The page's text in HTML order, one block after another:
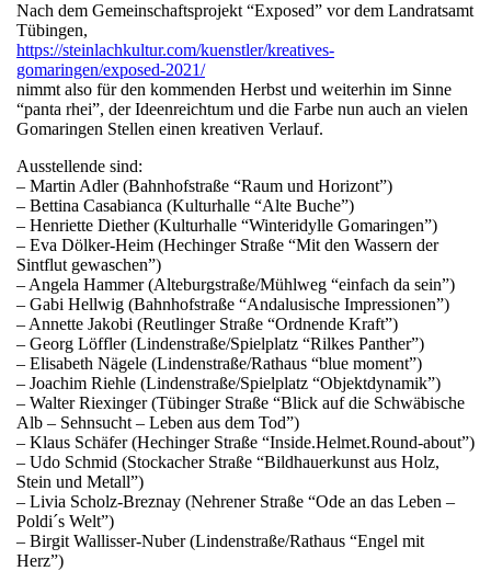
Nach dem Gemeinschaftsprojekt “Exposed” vor dem Landratsamt
Tübingen,
https://steinlachkultur.com/kuenstler/kreatives-
gomaringen/exposed-2021/
nimmt also für den kommenden Herbst und weiterhin im Sinne
“panta rhei”, der Ideenreichtum und die Farbe nun auch an vielen
Gomaringen Stellen einen kreativen Verlauf.
Ausstellende sind:
– Martin Adler (Bahnhofstraße “Raum und Horizont”)
– Bettina Casabianca (Kulturhalle “Alte Buche”)
– Henriette Diether (Kulturhalle “Winteridylle Gomaringen”)
– Eva Dölker-Heim (Hechinger Straße “Mit den Wassern der
Sintflut gewaschen”)
– Angela Hammer (Alteburgstraße/Mühlweg “einfach da sein”)
– Gabi Hellwig (Bahnhofstraße “Andalusische Impressionen”)
– Annette Jakobi (Reutlinger Straße “Ordnende Kraft”)
– Georg Löffler (Lindenstraße/Spielplatz “Rilkes Panther”)
– Elisabeth Nägele (Lindenstraße/Rathaus “blue moment”)
– Joachim Riehle (Lindenstraße/Spielplatz “Objektdynamik”)
– Walter Riexinger (Tübinger Straße “Blick auf die Schwäbische
Alb – Sehnsucht – Leben aus dem Tod”)
– Klaus Schäfer (Hechinger Straße “Inside.Helmet.Round-about”)
– Udo Schmid (Stockacher Straße “Bildhauerkunst aus Holz,
Stein und Metall”)
– Livia Scholz-Breznay (Nehrener Straße “Ode an das Leben –
Poldi´s Welt”)
– Birgit Wallisser-Nuber (Lindenstraße/Rathaus “Engel mit
Herz”)